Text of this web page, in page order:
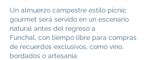
Un almuerzo campestre estilo picnic
gourmet será servido en un escenario
natural antes del regreso a
Funchal, con tiempo libre para compras
de recuerdos exclusivos, como vino,
bordados o artesanía